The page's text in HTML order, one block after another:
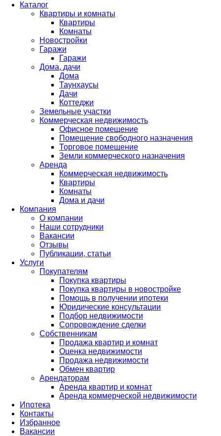
Каталог
Квартиры и комнаты
Квартиры
Комнаты
Новостройки
Гаражи
Гаражи
Дома, дачи
Дома
Таунхаусы
Дачи
Коттеджи
Земельные участки
Коммерческая недвижимость
Офисное помещение
Помещение свободного назначения
Торговое помещение
Земли коммерческого назначения
Аренда
Коммерческая недвижимость
Квартиры
Комнаты
Дома и дачи
Компания
О компании
Наши сотрудники
Вакансии
Отзывы
Публикации, статьи
Услуги
Покупателям
Покупка квартиры
Покупка квартиры в новостройке
Помощь в получении ипотеки
Юридические консультации
Подбор недвижимости
Сопровождение сделки
Собственникам
Продажа квартир и комнат
Оценка недвижимости
Продажа недвижимости
Обмен квартир
Арендаторам
Аренда квартир и комнат
Аренда коммерческой недвижимости
Ипотека
Контакты
Избранное
Вакансии